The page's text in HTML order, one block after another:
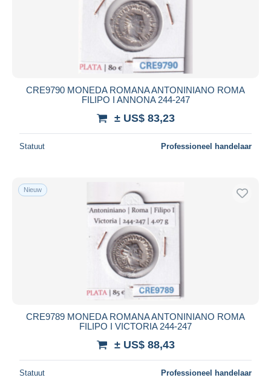
CRE9790 MONEDA ROMANA ANTONINIANO ROMA
FILIPO I ANNONA 244-247
± US$ 83,23
Statuut Professioneel handelaar
Nieuw
CRE9789 MONEDA ROMANA ANTONINIANO ROMA
FILIPO I VICTORIA 244-247
± US$ 88,43
Statuut Professioneel handelaar